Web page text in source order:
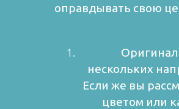
оправдывать свою
нескольких
Если же вы
цветом или